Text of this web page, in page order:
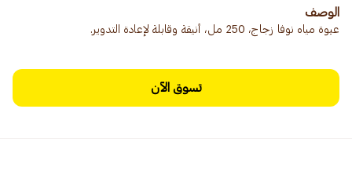
الوصف
عبوة مياه نوفا زجاج، 250 مل، أنيقة وقابلة لإعادة التدوير.
تسوق الآن